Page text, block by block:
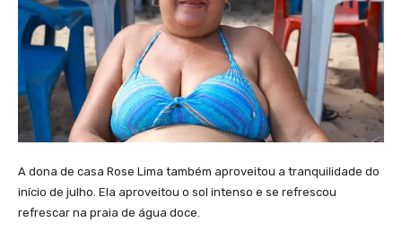
A dona de casa Rose Lima também aproveitou a tranquilidade do
início de julho. Ela aproveitou o sol intenso e se refrescou
refrescar na praia de água doce.